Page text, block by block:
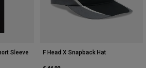
Sleeve
F Head X Snapback Hat